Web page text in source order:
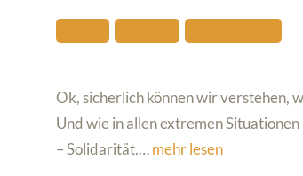
Ok, sicherlich können wir verstehen,
Und wie in allen extremen
– Solidarität.…mehr lesen